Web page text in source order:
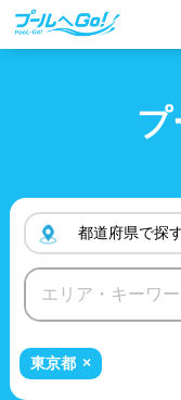
都道府県で探
東京都